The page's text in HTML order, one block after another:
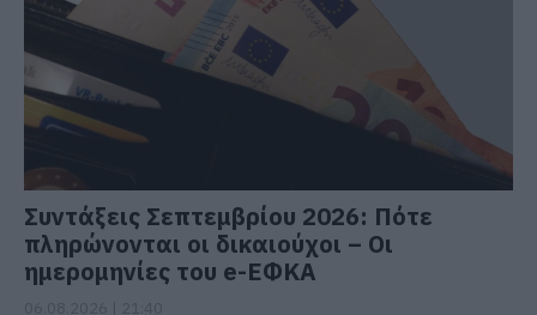
Συντάξεις Σεπτεμβρίου 2026: Πότε
πληρώνονται οι δικαιούχοι – Οι
ημερομηνίες του e-ΕΦΚΑ